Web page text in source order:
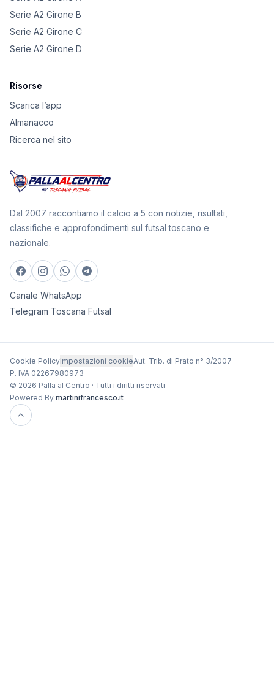
Serie A2 Girone B
Serie A2 Girone C
Serie A2 Girone D
Risorse
Scarica l’app
Almanacco
Ricerca nel sito
Dal 2007 raccontiamo il calcio a 5 con notizie, risultati,
classifiche e approfondimenti sul futsal toscano e
nazionale.
Canale WhatsApp
Telegram Toscana Futsal
Cookie PolicyImpostazioni cookieAut. Trib. di Prato n° 3/2007
P. IVA 02267980973
© 2026 Palla al Centro · Tutti i diritti riservati
Powered By martinifrancesco.it